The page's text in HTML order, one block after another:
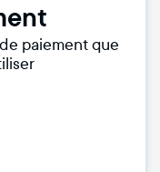
paiement que